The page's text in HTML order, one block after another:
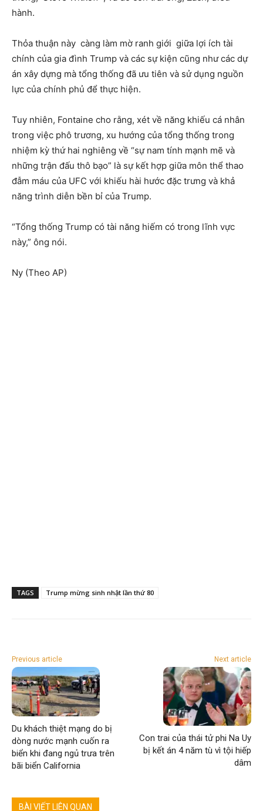
hành.
Thỏa thuận này càng làm mờ ranh giới giữa lợi ích tài
chính của gia đình Trump và các sự kiện cũng như các dự
án xây dựng mà tổng thống đã ưu tiên và sử dụng nguồn
lực của chính phủ để thực hiện.
Tuy nhiên, Fontaine cho rằng, xét về năng khiếu cá nhân
trong việc phô trương, xu hướng của tổng thống trong
nhiệm kỳ thứ hai nghiêng về “sự nam tính mạnh mẽ và
những trận đấu thô bạo” là sự kết hợp giữa môn thể thao
đẫm máu của UFC với khiếu hài hước đặc trưng và khả
năng trình diễn bền bỉ của Trump.
“Tổng thống Trump có tài năng hiếm có trong lĩnh vực
này,” ông nói.
Ny (Theo AP)
TAGS Trump mừng sinh nhật lần thứ 80
Previous article
Du khách thiệt mạng do bị
dòng nước mạnh cuốn ra
biển khi đang ngủ trưa trên
bãi biển California
Next article
Con trai của thái tử phi Na Uy
bị kết án 4 năm tù vì tội hiếp
dâm
BÀI VIẾT LIÊN QUAN